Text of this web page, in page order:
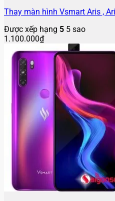
Thay màn hình Vsmart Aris ,
Được xếp hạng 5 5 sao
1.100.000₫